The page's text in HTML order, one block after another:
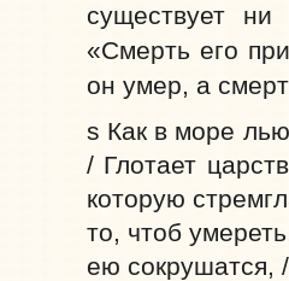
существует
«Смерть его
он умер, а
s Как в море
/ Глотает
которую
то, чтоб
ею сокрушатся,